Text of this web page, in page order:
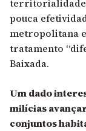
territorialidade
pouca
metropolitana
tratamento
Baixada.
Um dado
milícias
conjuntos